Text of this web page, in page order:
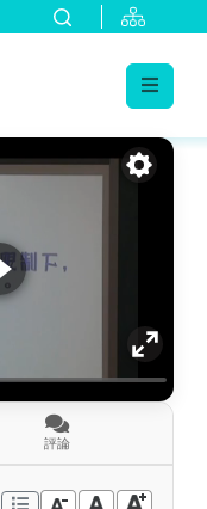
評論